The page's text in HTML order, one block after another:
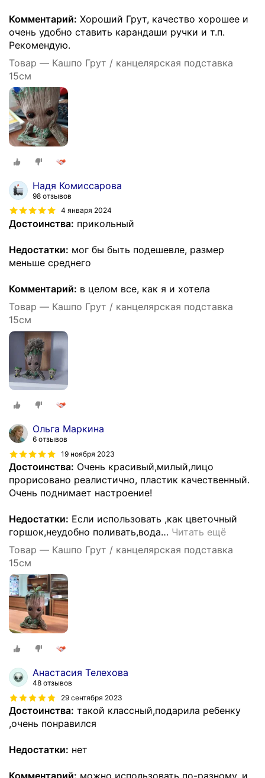
Комментарий: Хороший Грут, качество хорошее и
очень удобно ставить карандаши ручки и т.п.
Рекомендую.
Товар — Кашпо Грут / канцелярская подставка
15см
Надя Комиссарова
98 отзывов
4 января 2024
Достоинства: прикольный
Недостатки: мог бы быть подешевле, размер
меньше среднего
Комментарий: в целом все, как я и хотела
Товар — Кашпо Грут / канцелярская подставка
15см
Ольга Маркина
6 отзывов
19 ноября 2023
Достоинства: Очень красивый,милый,лицо
прорисовано реалистично, пластик качественный.
Очень поднимает настроение!
Недостатки: Если использовать ,как цветочный
горшок,неудобно поливать,вода… Читать ещё
Товар — Кашпо Грут / канцелярская подставка
15см
Анастасия Телехова
48 отзывов
29 сентября 2023
Достоинства: такой классный,подарила ребенку
,очень понравился
Недостатки: нет
Комментарий: можно использовать по-разному, и